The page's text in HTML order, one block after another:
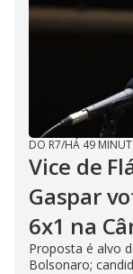
DO R7/HÁ 49
Vice de
Gaspar
6x1 na
Proposta é alvo
Bolsonaro;